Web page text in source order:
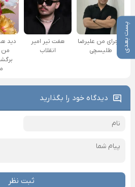
پست بعدی
ماجرای من علیرضا
طلیسچی
هفت تیر امیر
انقلاب
دید
من
دیدگاه خود را بگذارید
ثبت نظر